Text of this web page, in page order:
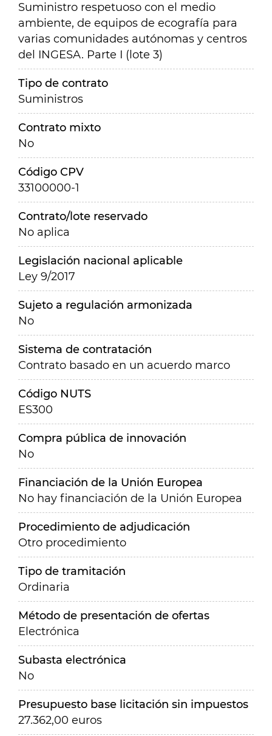
Suministro respetuoso con el medio
ambiente, de equipos de ecografía para
varias comunidades autónomas y centros
del INGESA. Parte I (lote 3)
Tipo de contrato
Suministros
Contrato mixto
No
Código CPV
33100000-1
Contrato/lote reservado
No aplica
Legislación nacional aplicable
Ley 9/2017
Sujeto a regulación armonizada
No
Sistema de contratación
Contrato basado en un acuerdo marco
Código NUTS
ES300
Compra pública de innovación
No
Financiación de la Unión Europea
No hay financiación de la Unión Europea
Procedimiento de adjudicación
Otro procedimiento
Tipo de tramitación
Ordinaria
Método de presentación de ofertas
Electrónica
Subasta electrónica
No
Presupuesto base licitación sin impuestos
27.362,00 euros